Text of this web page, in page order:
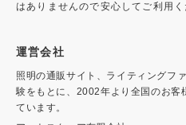
はありませんので安心してご利用く
運営会社
照明の通販サイト、ライティングフ
験をもとに、2002年より全国のお客
ています。